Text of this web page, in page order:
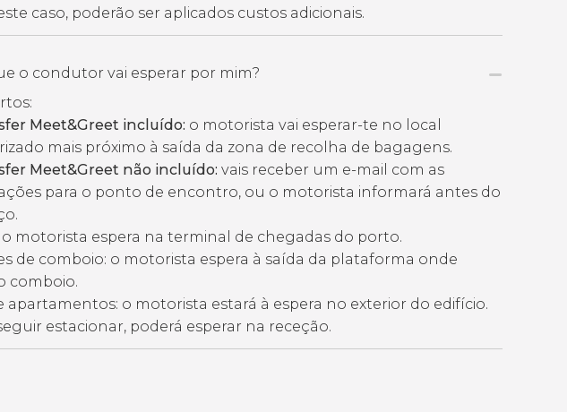
caso, poderão ser aplicados custos adicionais.
o condutor vai esperar por mim?
Meet&Greet incluído: o motorista vai esperar-te no local
mais próximo à saída da zona de recolha de bagagens.
Meet&Greet não incluído: vais receber um e-mail com as
para o ponto de encontro, ou o motorista informará antes do
o motorista espera na terminal de chegadas do porto.
de comboio: o motorista espera à saída da plataforma onde
comboio.
apartamentos: o motorista estará à espera no exterior do edifício.
estacionar, poderá esperar na receção.